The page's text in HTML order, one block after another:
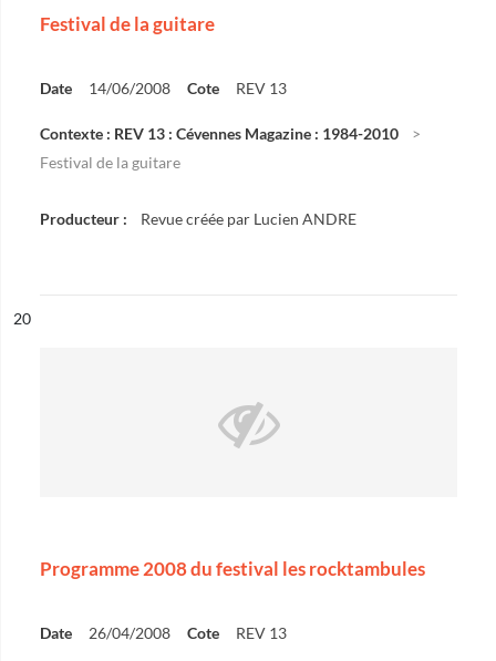
Festival de la guitare
Date 14/06/2008 Cote REV 13
Contexte : REV 13 : Cévennes Magazine : 1984-2010
Festival de la guitare
Producteur : Revue créée par Lucien ANDRE
n°
20
Programme 2008 du festival les rocktambules
Date 26/04/2008 Cote REV 13